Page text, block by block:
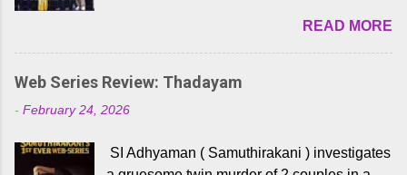
loved for his versatile voice and strong
command over multiple languages, making
him a strong fit for the legendary character.
cinema, voices the menacing Skeletor
across the Tamil, Malayalam, and Telugu
முக்கிய வேடத்தில் இணைந்து நடித்திருக்கும்
'அருள்வான்' திரைப்படத்தினை
பத்திரிக்கையாளர் சந்திப்பு சென்னையில்
நடைபெற்றது. இயக்குநர் கணேஷ் விநாயகன்
இயக்கத்தில் உருவாகியுள்ள 'அருள்வான்'
வெங்கட், ரம்யா பாண்டியன், வி டி வி கணேஷ் ,
READ MORE
Web Series Review: Thadayam
- February 24, 2026
SI Adhyaman ( Samuthirakani ) investigates